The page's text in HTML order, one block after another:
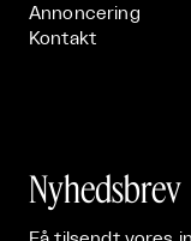
Annoncering
Kontakt
Nyhedsbrev